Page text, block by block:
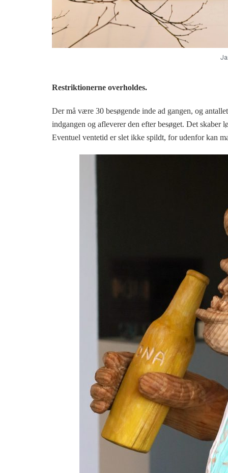
Restriktionerne overholdes.
Der må være 30 besøgende inde ad gangen, og
indgangen og afleverer den efter besøget. Det skaber
Eventuel ventetid er slet ikke spildt, for udenfor kan